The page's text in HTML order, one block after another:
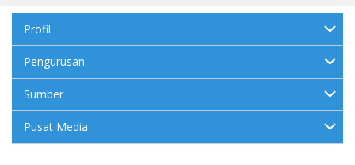
Profil
Pengurusan
Sumber
Pusat Media